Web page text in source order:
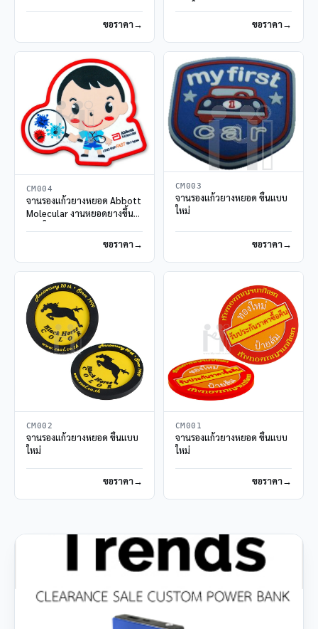
ขอราคา
ขอราคา
CM004
จานรองแก้วยางหยอด Abbott
Molecular งานหยอดยางขึ้น
ขอราคา
CM003
จานรองแก้วยางหยอด ขึ้นแบบ
ใหม่
ขอราคา
CM002
จานรองแก้วยางหยอด ขึ้นแบบ
ใหม่
ขอราคา
CM001
จานรองแก้วยางหยอด ขึ้นแบบ
ใหม่
ขอราคา